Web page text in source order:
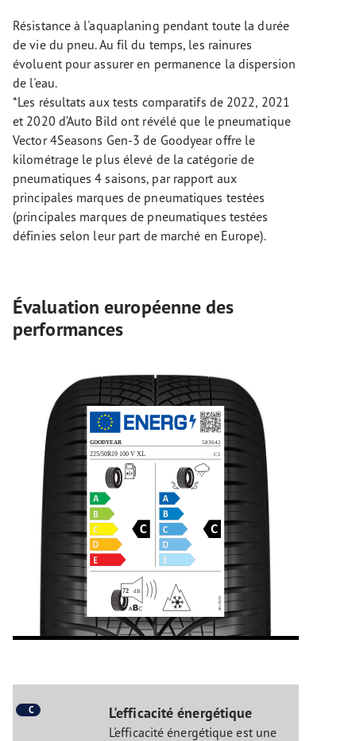
Résistance à l'aquaplaning pendant toute la durée
de vie du pneu. Au fil du temps, les rainures
évoluent pour assurer en permanence la dispersion
de l'eau.
*Les résultats aux tests comparatifs de 2022, 2021
et 2020 d’Auto Bild ont révélé que le pneumatique
Vector 4Seasons Gen-3 de Goodyear offre le
kilométrage le plus élevé de la catégorie de
pneumatiques 4 saisons, par rapport aux
principales marques de pneumatiques testées
(principales marques de pneumatiques testées
définies selon leur part de marché en Europe).
Évaluation européenne des
performances
C L'efficacité énergétique
L'efficacité énergétique est une